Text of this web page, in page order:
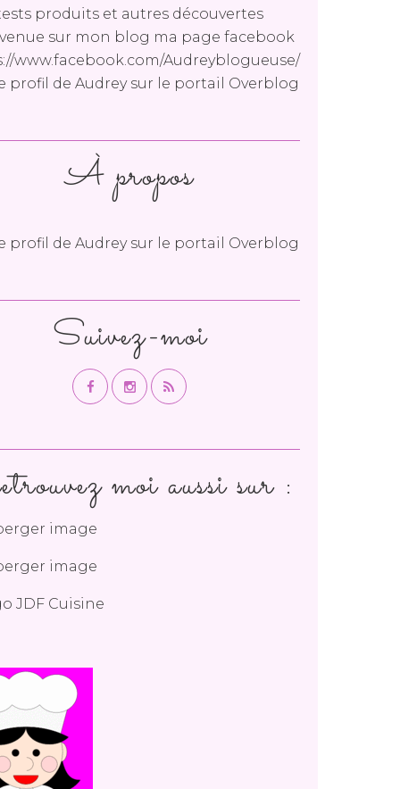
produits et autres découvertes
sur mon blog ma page facebook
www.facebook.com/Audreyblogueuse/
profil de Audreysur le portail Overblog
Suivez-moi
À propos
profil de Audreysur le portail Overblog
moi aussi sur :